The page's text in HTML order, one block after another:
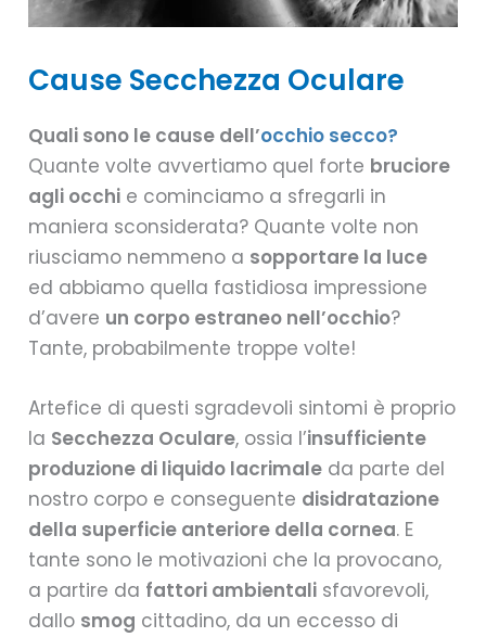
Cause Secchezza Oculare
Quali sono le cause dell’occhio secco?
Quante volte avvertiamo quel forte bruciore
agli occhi e cominciamo a sfregarli in
maniera sconsiderata? Quante volte non
riusciamo nemmeno a sopportare la luce
ed abbiamo quella fastidiosa impressione
d’avere un corpo estraneo nell’occhio?
Tante, probabilmente troppe volte!
Artefice di questi sgradevoli sintomi è proprio
la Secchezza Oculare, ossia l’insufficiente
produzione di liquido lacrimale da parte del
nostro corpo e conseguente disidratazione
della superficie anteriore della cornea. E
tante sono le motivazioni che la provocano,
a partire da fattori ambientali sfavorevoli,
dallo smog cittadino, da un eccesso di